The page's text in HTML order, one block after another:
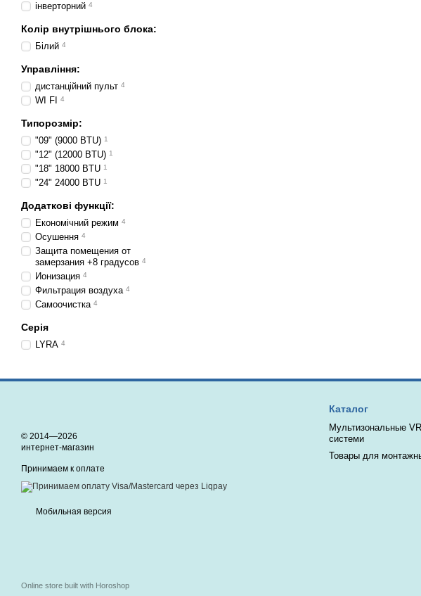
інверторний 4
Колір внутрішнього блока:
Білий 4
Управління:
дистанційний пульт 4
WI FI 4
Типорозмір:
"09" (9000 BTU) 1
"12" (12000 BTU) 1
"18" 18000 BTU 1
"24" 24000 BTU 1
Додаткові функції:
Економічний режим 4
Осушення 4
Защита помещения от
замерзания +8 градусов 4
Ионизация 4
Фильтрация воздуха 4
Самоочистка 4
Серія
LYRA 4
© 2014—2026
интернет-магазин
Принимаем к оплате
Мобильная версия
Online store built with Horoshop
Каталог
Мультизональные
системи
Товары для